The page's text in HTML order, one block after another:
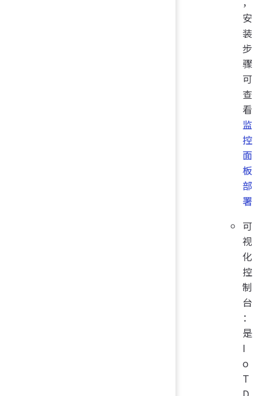
安
装
步
骤
可
查
看
监
控
面
板
部
署
可
视
化
控
制
台
：
是
I
o
T